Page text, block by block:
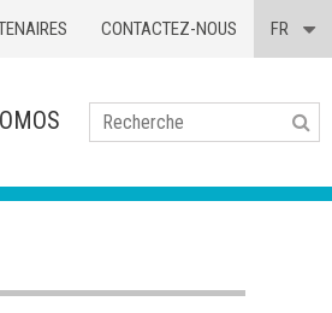
FR
CONTACTEZ-NOUS